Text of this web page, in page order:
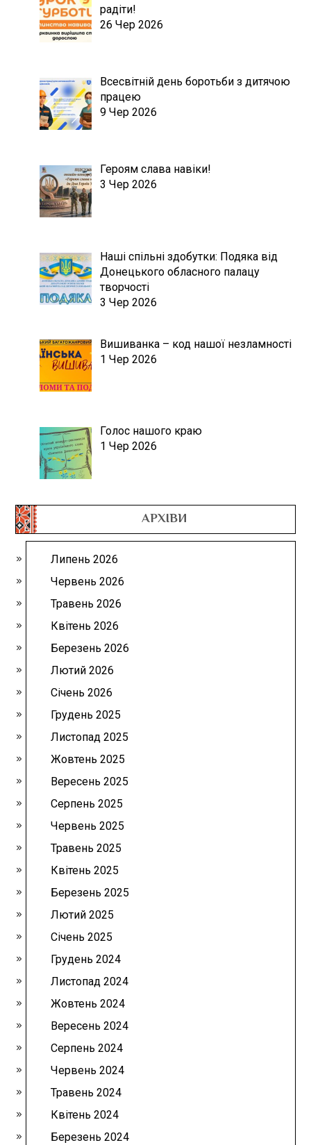
радіти!
26 Чер 2026
Всесвітній день боротьби з дитячою
працею
9 Чер 2026
Героям слава навіки!
3 Чер 2026
Наші спільні здобутки: Подяка від
Донецького обласного палацу
творчості
3 Чер 2026
Вишиванка – код нашої незламності
1 Чер 2026
Голос нашого краю
1 Чер 2026
АРХІВИ
Липень 2026
Червень 2026
Травень 2026
Квітень 2026
Березень 2026
Лютий 2026
Січень 2026
Грудень 2025
Листопад 2025
Жовтень 2025
Вересень 2025
Серпень 2025
Червень 2025
Травень 2025
Квітень 2025
Березень 2025
Лютий 2025
Січень 2025
Грудень 2024
Листопад 2024
Жовтень 2024
Вересень 2024
Серпень 2024
Червень 2024
Травень 2024
Квітень 2024
Березень 2024